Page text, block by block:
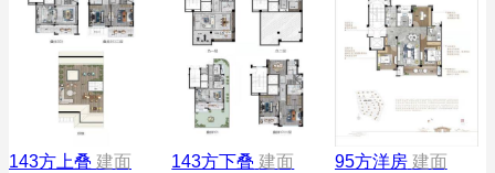
143方上叠 建面 143方下叠 建面 95方洋房 建面